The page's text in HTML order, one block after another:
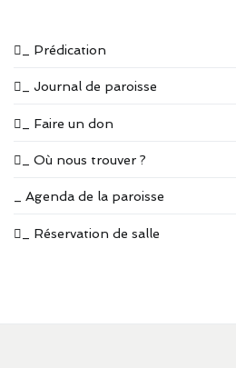
_ Prédication
_ Journal de paroisse
_ Faire un don
_ Où nous trouver ?
_ Agenda de la paroisse
_ Réservation de salle